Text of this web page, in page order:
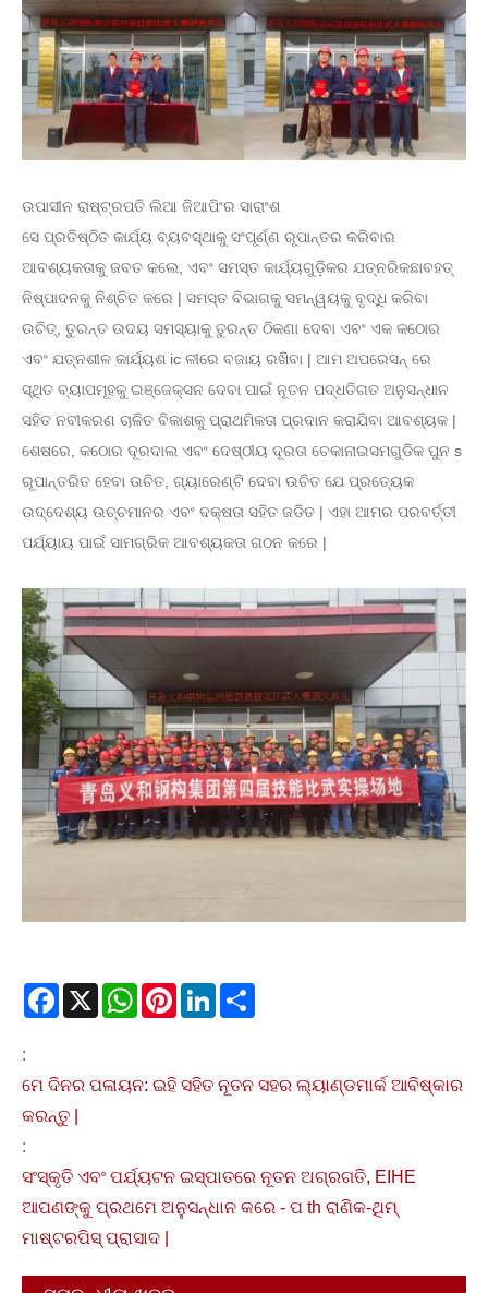
ଉପାସୀନ ରାଷ୍ଟ୍ରପତି ଲିଆ ଜିଆପିଂର ସାରାଂଶ
ସେ ପ୍ରତିଷ୍ଠିତ କାର୍ଯ୍ୟ ବ୍ୟବସ୍ଥାକୁ ସଂପୂର୍ଣ୍ଣ ରୂପାନ୍ତର କରିବାର
ଆବଶ୍ୟକତାକୁ ଜବତ କଲେ, ଏବଂ ସମସ୍ତ କାର୍ଯ୍ୟଗୁଡ଼ିକର ଯତ୍ନରିକଛାବହତ୍
ନିଷ୍ପାଦନକୁ ନିଶ୍ଚିତ କରେ | ସମସ୍ତ ବିଭାଗକୁ ସମନ୍ୱୟକୁ ବୃଦ୍ଧି କରିବା
ଉଚିତ୍, ତୁରନ୍ତ ଉଦୟ ସମସ୍ୟାକୁ ତୁରନ୍ତ ଠିକଣା ଦେବା ଏବଂ ଏକ କଠୋର
ଏବଂ ଯତ୍ନଶୀଳ କାର୍ଯ୍ୟଶ ic ଳୀରେ ବଜାୟ ରଖିବା | ଆମ ଅପରେସନ୍ ରେ
ସ୍ଥିତ ବ୍ୟାପମୂହକୁ ଇଞ୍ଜେକ୍ସନ ଦେବା ପାଇଁ ନୂତନ ପଦ୍ଧତିଗତ ଅନୁସନ୍ଧାନ
ସହିତ ନବୀକରଣ ଚାଳିତ ବିକାଶକୁ ପ୍ରାଥମିକତା ପ୍ରଦାନ କରାଯିବା ଆବଶ୍ୟକ |
ଶେଷରେ, କଠୋର ଦୂରଦାଲ ଏବଂ ଦେଷ୍ଠୀୟ ଦୂରତା ଚେକାନାଇସମଗୁଡିକ ପୁନ s
ରୂପାନ୍ତରିତ ହେବା ଉଚିତ, ଗ୍ୟାରେଣ୍ଟି ଦେବା ଉଚିତ ଯେ ପ୍ରତ୍ୟେକ
ଉଦ୍ଦେଶ୍ୟ ଉଚ୍ଚମାନର ଏବଂ ଦକ୍ଷତା ସହିତ ଜଡିତ | ଏହା ଆମର ପରବର୍ତ୍ତୀ
ପର୍ଯ୍ୟାୟ ପାଇଁ ସାମଗ୍ରିକ ଆବଶ୍ୟକତା ଗଠନ କରେ |
Facebook
X WhatsAppPinterestLinkedIn
:
ମେ ଦିନର ପଳାୟନ: ଇହି ସହିତ ନୂତନ ସହର ଲ୍ୟାଣ୍ଡମାର୍କ ଆବିଷ୍କାର
କରନ୍ତୁ |
:
ସଂସ୍କୃତି ଏବଂ ପର୍ଯ୍ୟଟନ ଇସ୍ପାତରେ ନୂତନ ଅଗ୍ରଗତି, EIHE
ଆପଣଙ୍କୁ ପ୍ରଥମେ ଅନୁସନ୍ଧାନ କରେ - ପ th ରାଣିକ-ଥିମ୍
ମାଷ୍ଟରପିସ୍ ପ୍ରାସାଦ |